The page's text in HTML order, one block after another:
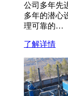
公司多年先
多年的潜心
理可靠的…
了解详情